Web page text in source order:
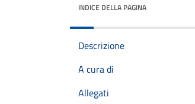
INDICE DELLA PAGINA
Descrizione
A cura di
Allegati